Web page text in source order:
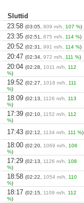
Sluttid
23:58 (03:05, 809 m/h, 107 %)
23:35 (02:51, 875 m/h, 114 %)
20:52 (02:31, 991 m/h, 114 %)
20:47 (02:34, 972 m/h, 111 %)
20:04 (02:28, 1011 m/h, 112
%)
19:52 (02:27, 1018 m/h, 111
%)
18:09 (02:13, 1126 m/h, 113
%)
17:39 (02:10, 1152 m/h, 112
%)
17:43 (02:12, 1134 m/h, 111 %)
18:00 (02:20, 1069 m/h, 106
%)
17:29 (02:13, 1126 m/h, 108
%)
18:58 (02:22, 1054 m/h, 110
%)
18:17 (02:15, 1109 m/h, 112
%)